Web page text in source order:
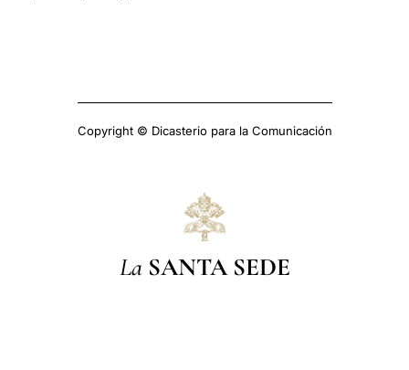
Copyright © Dicasterio para la Comunicación
La SANTA SEDE